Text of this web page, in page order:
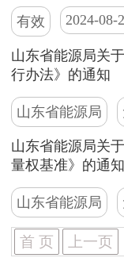
有效 2024-08-
山东省能源局关
行办法》的通知
山东省能源局
山东省能源局关
量权基准》的通知
山东省能源局
首 页 上一页